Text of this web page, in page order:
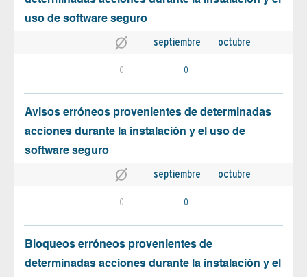
uso de software seguro
septiembre octubre
0 0
Avisos erróneos provenientes de determinadas
acciones durante la instalación y el uso de
software seguro
septiembre octubre
0 0
Bloqueos erróneos provenientes de
determinadas acciones durante la instalación y el